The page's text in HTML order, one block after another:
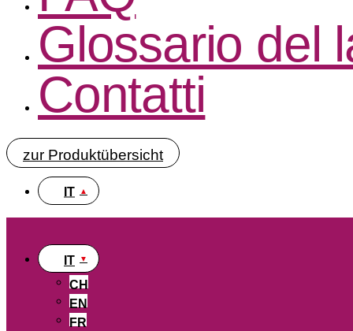
Glossario del
Contatti
zur Produktübersicht
IT
IT
CH
EN
FR